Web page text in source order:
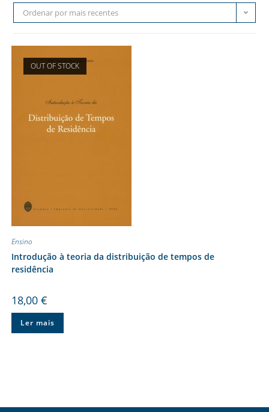
Ordenar por mais recentes
OUT OF STOCK
Ensino
Introdução à teoria da distribuição de tempos de
residência
18,00 €
Ler mais